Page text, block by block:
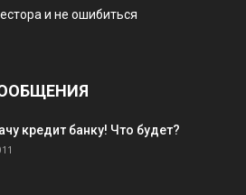
и не ошибиться
кредит банку! Что будет?